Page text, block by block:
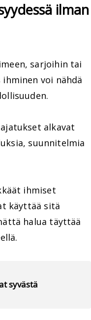
ilman
sarjoihin tai
voi nähdä
alkavat
suunnitelmia
ihmiset
käyttää sitä
halua täyttää
syvästä